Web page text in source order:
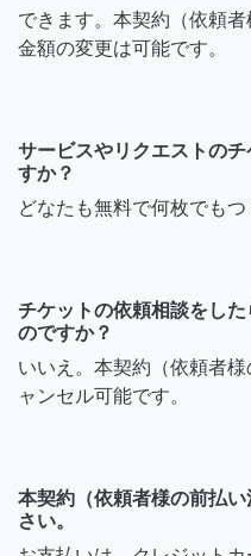
できます。本契約（依頼者
金額の変更は可能です。
サービスやリクエストの
すか？
どなたも無料で何枚でもつ
チケットの依頼相談をし
のですか？
いいえ。本契約（依頼者
ャンセル可能です。
本契約（依頼者様の前払
さい。